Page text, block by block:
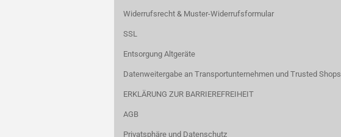
Widerrufsrecht & Muster-Widerrufsformular
SSL
Entsorgung Altgeräte
Datenweitergabe an Transportunternehmen und Trusted Shops
ERKLÄRUNG ZUR BARRIEREFREIHEIT
AGB
Privatsphäre und Datenschutz